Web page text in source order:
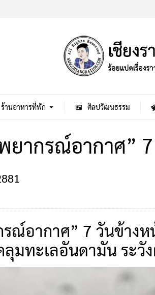
ร้านอาหารที่พัก ศิลปวัฒนธรรม
ากรณ์อากาศ”
ณ์อากาศ” 7 วันข้างห
มทะเลอันดามัน ระวั